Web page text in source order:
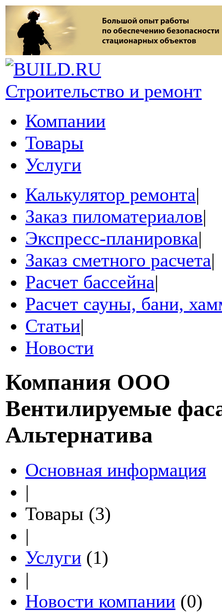
Строительство и ремонт
Компании
Товары
Услуги
Калькулятор ремонта|
Заказ пиломатериалов|
Экспресс-планировка|
Заказ сметного расчета|
Расчет бассейна|
Расчет сауны, бани,
Статьи|
Новости
Компания ООО
Вентилируемые
Альтернатива
Основная информация
|
Товары (3)
|
Услуги (1)
|
Новости компании (0)